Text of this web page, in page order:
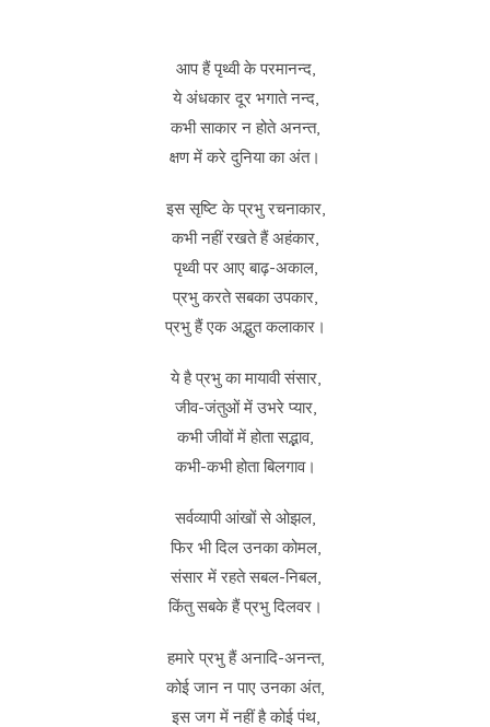
आप हैं पृथ्वी के परमानन्द,
ये अंधकार दूर भगाते नन्द,
कभी साकार न होते अनन्त,
क्षण में करे दुनिया का अंत।
इस सृष्टि के प्रभु रचनाकार,
कभी नहीं रखते हैं अहंकार,
पृथ्वी पर आए बाढ़-अकाल,
प्रभु करते सबका उपकार,
प्रभु हैं एक अद्भुत कलाकार।
ये है प्रभु का मायावी संसार,
जीव-जंतुओं में उभरे प्यार,
कभी जीवों में होता सद्भाव,
कभी-कभी होता बिलगाव।
सर्वव्यापी आंखों से ओझल,
फिर भी दिल उनका कोमल,
संसार में रहते सबल-निबल,
किंतु सबके हैं प्रभु दिलवर।
हमारे प्रभु हैं अनादि-अनन्त,
कोई जान न पाए उनका अंत,
इस जग में नहीं है कोई पंथ,